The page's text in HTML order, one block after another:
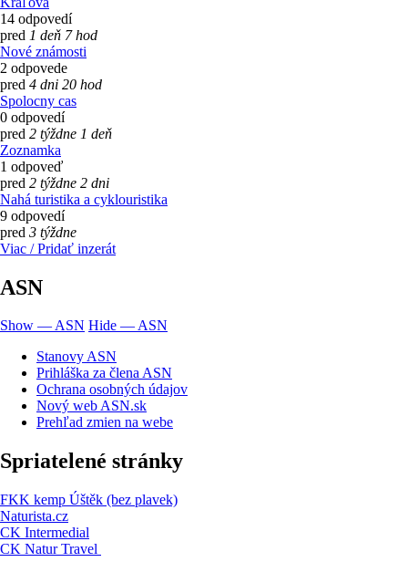
14 odpovedí
pred 1 deň 7 hod
Nové známosti
2 odpovede
pred 4 dni 20 hod
Spolocny cas
0 odpovedí
pred 2 týždne 1 deň
Zoznamka
1 odpoveď
pred 2 týždne 2 dni
Nahá turistika a cyklouristika
9 odpovedí
pred 3 týždne
Viac / Pridať inzerát
ASN
Show — ASN Hide — ASN
Stanovy ASN
Prihláška za člena ASN
Ochrana osobných údajov
Nový web ASN.sk
Prehľad zmien na webe
Spriatelené stránky
FKK kemp Úštěk (bez plavek)
Naturista.cz
CK Intermedial
CK Natur Travel